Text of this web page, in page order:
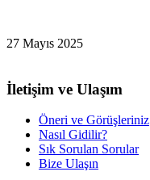
27 Mayıs 2025
İletişim ve Ulaşım
Öneri ve Görüşleriniz
Nasıl Gidilir?
Sık Sorulan Sorular
Bize Ulaşın